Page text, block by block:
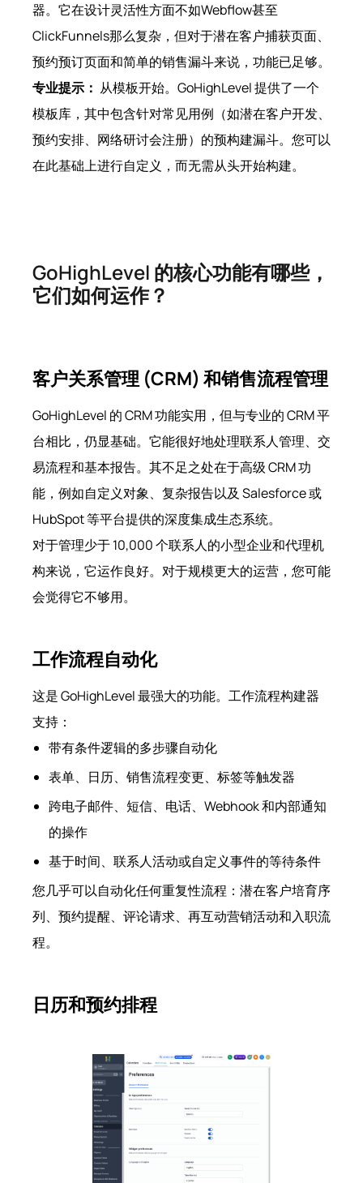
器。它在设计灵活性方面不如Webflow甚至
ClickFunnels那么复杂，但对于潜在客户捕获页面、
预约预订页面和简单的销售漏斗来说，功能已足够。
专业提示： 从模板开始。GoHighLevel 提供了一个
模板库，其中包含针对常见用例（如潜在客户开发、
预约安排、网络研讨会注册）的预构建漏斗。您可以
在此基础上进行自定义，而无需从头开始构建。
GoHighLevel 的核心功能有哪些，
它们如何运作？
客户关系管理 (CRM) 和销售流程管理
GoHighLevel 的 CRM 功能实用，但与专业的 CRM 平
台相比，仍显基础。它能很好地处理联系人管理、交
易流程和基本报告。其不足之处在于高级 CRM 功
能，例如自定义对象、复杂报告以及 Salesforce 或
HubSpot 等平台提供的深度集成生态系统。
对于管理少于 10,000 个联系人的小型企业和代理机
构来说，它运作良好。对于规模更大的运营，您可能
会觉得它不够用。
工作流程自动化
这是 GoHighLevel 最强大的功能。工作流程构建器
支持：
带有条件逻辑的多步骤自动化
表单、日历、销售流程变更、标签等触发器
跨电子邮件、短信、电话、Webhook 和内部通知
的操作
基于时间、联系人活动或自定义事件的等待条件
您几乎可以自动化任何重复性流程：潜在客户培育序
列、预约提醒、评论请求、再互动营销活动和入职流
程。
日历和预约排程